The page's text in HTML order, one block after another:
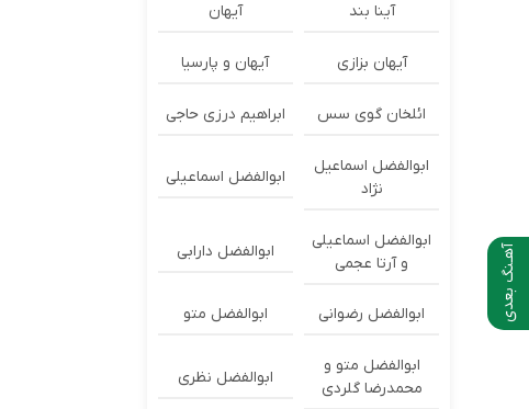
آهـنگ بعدی
آینا بند آیهان
آیهان بزازی آیهان و پارسیا
ائلخان گوی سس ابراهیم درزی حاجی
ابوالفضل اسماعیل
نژاد
ابوالفضل اسماعیلی
ابوالفضل اسماعیلی
و آرتا عجمی
ابوالفضل دارابی
ابوالفضل رضوانی ابوالفضل متو
ابوالفضل متو و
محمدرضا گلردی
ابوالفضل نظری